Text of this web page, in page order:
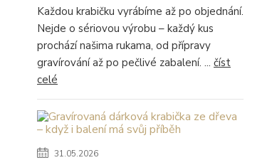
Každou krabičku vyrábíme až po objednání.
Nejde o sériovou výrobu – každý kus
prochází našima rukama, od přípravy
gravírování až po pečlivé zabalení. ... číst
celé
31.05.2026